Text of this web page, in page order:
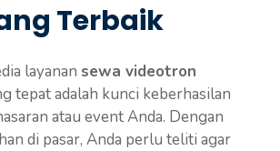
Terbaik
layanan sewa videotron
tepat adalah kunci keberhasilan
atau event Anda. Dengan
di pasar, Anda perlu teliti agar